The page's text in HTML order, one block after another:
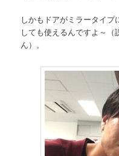
しかもドアがミラータイプ
しても使えるんですよ～
ん）。